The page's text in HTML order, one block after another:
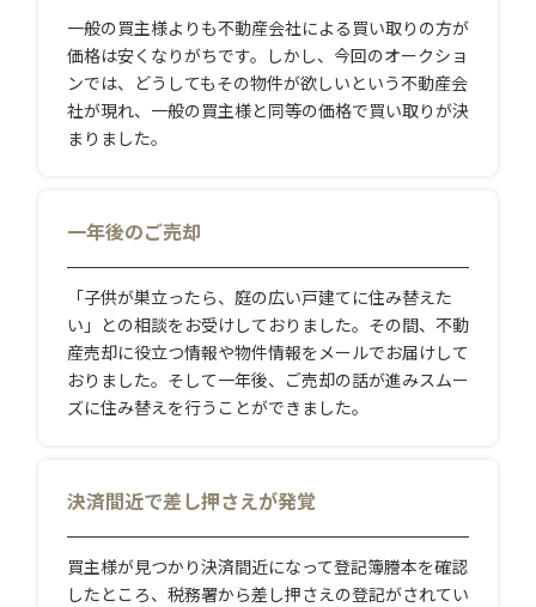
一般の買主様よりも不動産会社による買い取りの方が
価格は安くなりがちです。しかし、今回のオークショ
ンでは、どうしてもその物件が欲しいという不動産会
社が現れ、一般の買主様と同等の価格で買い取りが決
まりました。
一年後のご売却
「子供が巣立ったら、庭の広い戸建てに住み替えた
い」との相談をお受けしておりました。その間、不動
産売却に役立つ情報や物件情報をメールでお届けして
おりました。そして一年後、ご売却の話が進みスムー
ズに住み替えを行うことができました。
決済間近で差し押さえが発覚
買主様が見つかり決済間近になって登記簿謄本を確認
したところ、税務署から差し押さえの登記がされてい